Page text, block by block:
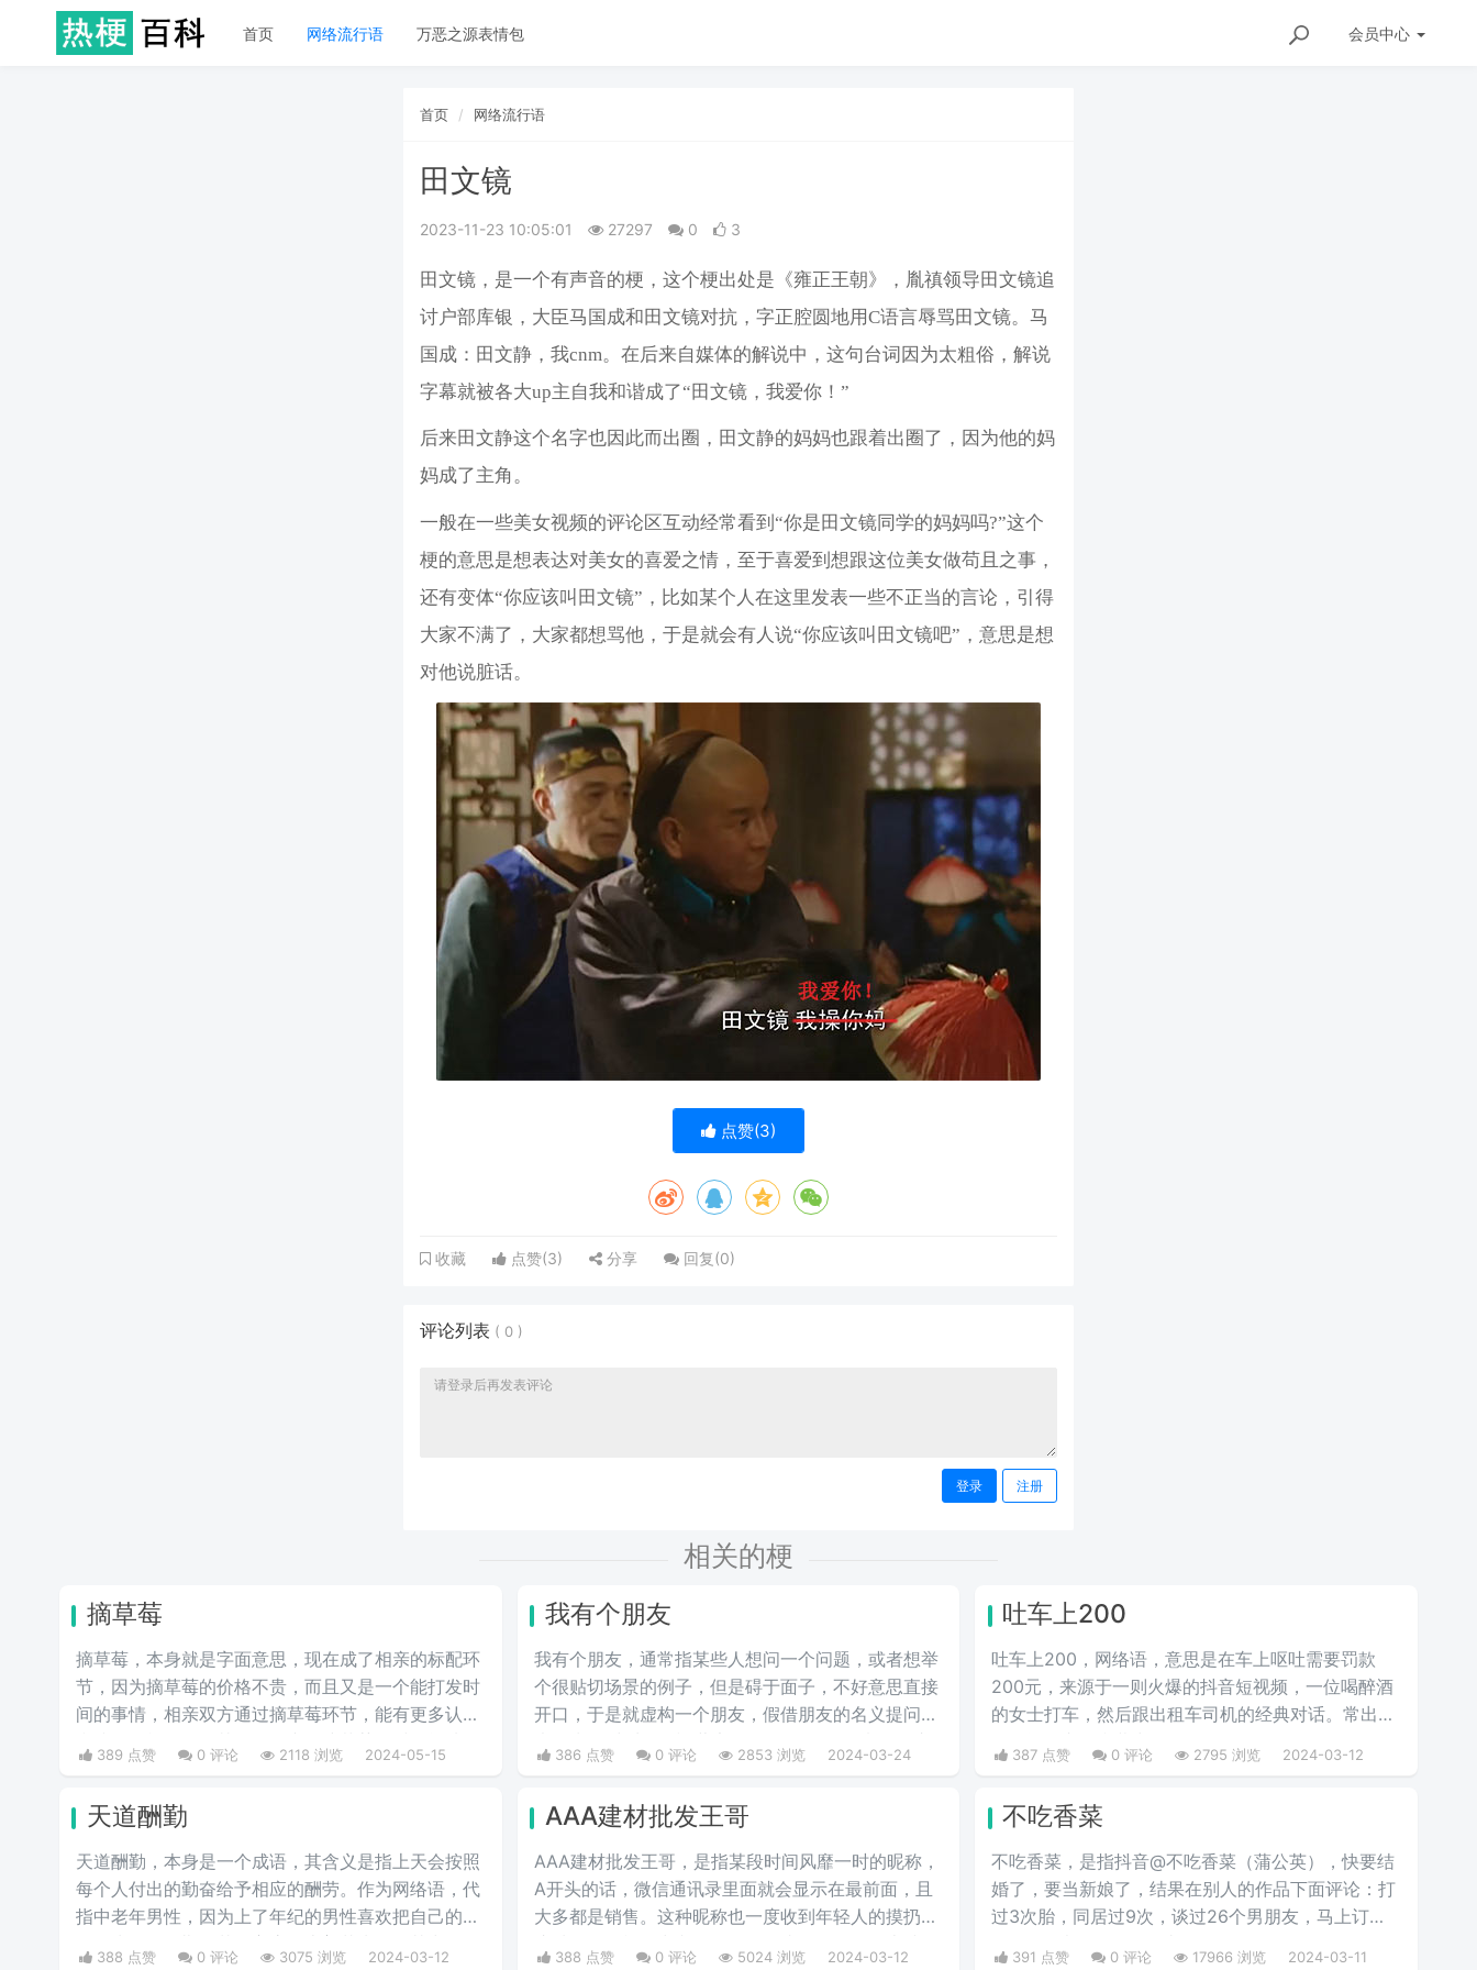
首页 网络流行语 万恶之源表情包 会员中心
首页 网络流行语
田文镜
2023-11-23 10:05:01 27297 0 3
田文镜，是一个有声音的梗，这个梗出处是《雍正王朝》，胤禛领导田文镜追
讨户部库银，大臣马国成和田文镜对抗，字正腔圆地用C语言辱骂田文镜。马
国成：田文静，我cnm。在后来自媒体的解说中，这句台词因为太粗俗，解说
字幕就被各大up主自我和谐成了“田文镜，我爱你！”
后来田文静这个名字也因此而出圈，田文静的妈妈也跟着出圈了，因为他的妈
妈成了主角。
一般在一些美女视频的评论区互动经常看到“你是田文镜同学的妈妈吗?”这个
梗的意思是想表达对美女的喜爱之情，至于喜爱到想跟这位美女做苟且之事，
还有变体“你应该叫田文镜”，比如某个人在这里发表一些不正当的言论，引得
大家不满了，大家都想骂他，于是就会有人说“你应该叫田文镜吧”，意思是想
对他说脏话。
点赞(3)
收藏 点赞(3) 分享 回复(0)
评论列表 ( 0 )
登录 注册
相关的梗
摘草莓
摘草莓，本身就是字面意思，现在成了相亲的标配环
节，因为摘草莓的价格不贵，而且又是一个能打发时
间的事情，相亲双方通过摘草莓环节，能有更多认识
维度看出女性的身材，看以后适不适合做女朋友，适
华，所以现在不少人相亲时会安排上这一流程。
389 点赞 0 评论 2118 浏览 2024-05-15
我有个朋友
我有个朋友，通‌‌‌‌‌‌‌‌常指某些人想问一个问题，或者想举
个很贴切场景的例子，但是碍于面子，不好意思直接
开口，于是就虚构一个朋友，假借朋友的名义提问。
个朋友就是自己。
386 点赞 0 评论 2853 浏览 2024-03-24
吐车上200
吐车上200，网络语，意思是在车上呕吐需要罚款
200元，来源于一则火爆的抖音短视频，一位喝醉酒
的女士打车，然后跟出租车司机的经典对话。常出现
387 点赞 0 评论 2795 浏览 2024-03-12
天道酬勤
天道酬勤，本身是一个成语，其含义是指上天会按照
每个人付出的勤奋给予相应的酬劳。作为网络语，代
指中老年男性，因为上了年纪的男性喜欢把自己的昵
388 点赞 0 评论 3075 浏览 2024-03-12
AAA建材批发王哥
AAA建材批发王哥，是指某段时间风靡一时的昵称，
A开头的话，微信通讯录里面就会显示在最前面，且
大多都是销售。这种昵称也一度收到年轻人的摸扔，
388 点赞 0 评论 5024 浏览 2024-03-12
不吃香菜
不吃香菜，是指抖音@不吃香菜（蒲公英），快要结
婚了，要当新娘了，结果在别人的作品下面评论：打
过3次胎，同居过9次，谈过26个男朋友，马上订婚
391 点赞 0 评论 17966 浏览 2024-03-11